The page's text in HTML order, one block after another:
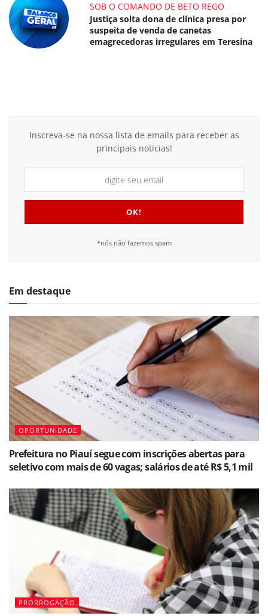
SOB O COMANDO DE BETO REGO
Justiça solta dona de clínica presa por
suspeita de venda de canetas
emagrecedoras irregulares em Teresina
Inscreva-se na nossa lista de emails para receber as
principais notícias!
*nós não fazemos spam
Em destaque
OPORTUNIDADE
Prefeitura no Piauí segue com inscrições abertas para
seletivo com mais de 60 vagas; salários de até R$ 5,1 mil
PRORROGAÇÃO